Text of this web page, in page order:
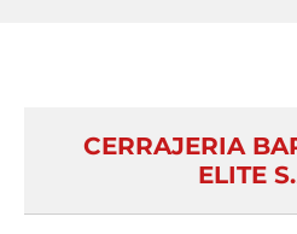
CERRAJERIA
ELITE